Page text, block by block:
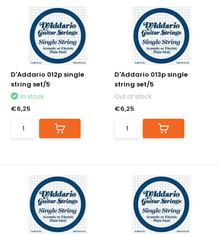
D'Addario 012p single
string set/5
In stock
€6,25
D'Addario 013p single
string set/5
Out of stock
€6,25